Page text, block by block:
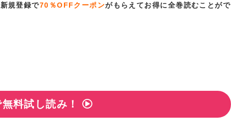
規登録で70％OFFクーポンがもらえてお得に全巻読むことがで
無料試し読み！